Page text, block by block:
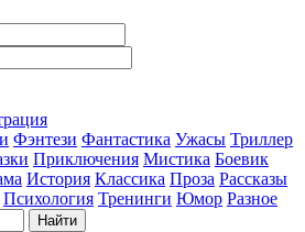
Фэнтези Фантастика Ужасы Триллер
Приключения Мистика Боевик
История Классика Проза Рассказы
Психология Тренинги Юмор Разное
Найти